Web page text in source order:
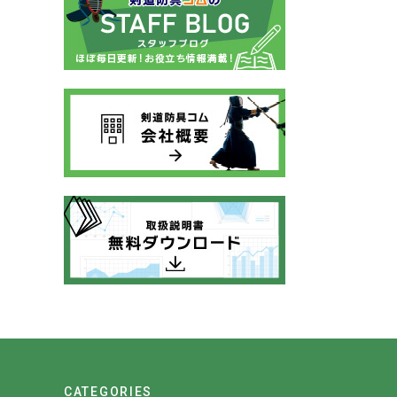
CATEGORIES